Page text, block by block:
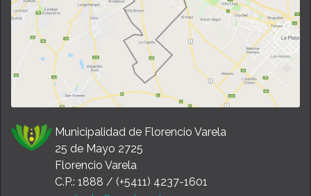
Municipalidad de Florencio Varela
25 de Mayo 2725
Florencio Varela
C.P.: 1888 / (+5411) 4237-1601